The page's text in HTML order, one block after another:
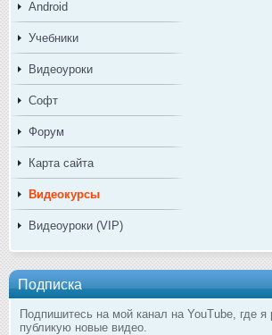
Android
Учебники
Видеоуроки
Софт
Форум
Карта сайта
Видеокурсы
Видеоуроки (VIP)
Подписка
Подпишитесь на мой канал на YouTube, где я
публикую новые видео.